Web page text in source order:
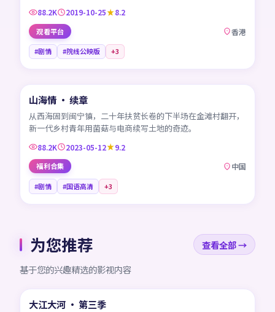
88.2K 2019-10-25 8.2
观看平台 香港
#剧情 #院线公映版 +3
CN
山海情 · 续章
从西海固到闽宁镇，二十年扶贫长卷的下半场在金滩村翻开，
新一代乡村青年用菌菇与电商续写土地的奇迹。
88.2K 2023-05-12 9.2
福利合集 中国
#剧情 #国语高清 +3
为您推荐
查看全部 →
基于您的兴趣精选的影视内容
CN
大江大河 · 第三季